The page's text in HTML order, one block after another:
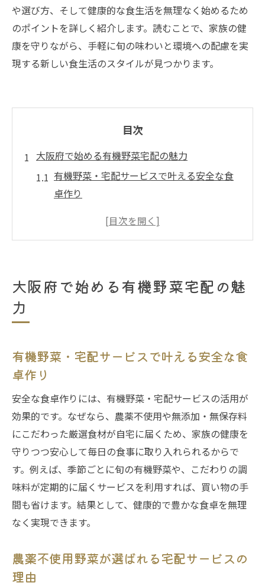
や選び方、そして健康的な食生活を無理なく始めるため
のポイントを詳しく紹介します。読むことで、家族の健
康を守りながら、手軽に旬の味わいと環境への配慮を実
現する新しい食生活のスタイルが見つかります。
目次
大阪府で始める有機野菜宅配の魅力
有機野菜・宅配サービスで叶える安全な食
卓作り
農薬不使用野菜が選ばれる宅配サービスの
大阪府で人気の野菜宅配とサブスクの特徴
な理由
安心と美味しさを届ける宅配サービス活用術
有機野菜・宅配サービスで簡単に始める健
康生活
無農薬野菜宅配で家族に安心の食材を届け
る方法
無添加・無保存料の加工品を手軽に取り入
れるコツ
野菜配達やサブスクの賢い利用で時短を実
自然農法野菜宅配の口コミや評判の活かし
大阪府で始める有機野菜宅配の魅
力
有機野菜・宅配サービスで叶える安全な食
卓作り
安全な食卓作りには、有機野菜・宅配サービスの活用が
効果的です。なぜなら、農薬不使用や無添加・無保存料
にこだわった厳選食材が自宅に届くため、家族の健康を
守りつつ安心して毎日の食事に取り入れられるからで
す。例えば、季節ごとに旬の有機野菜や、こだわりの調
味料が定期的に届くサービスを利用すれば、買い物の手
間も省けます。結果として、健康的で豊かな食卓を無理
なく実現できます。
農薬不使用野菜が選ばれる宅配サービスの
理由